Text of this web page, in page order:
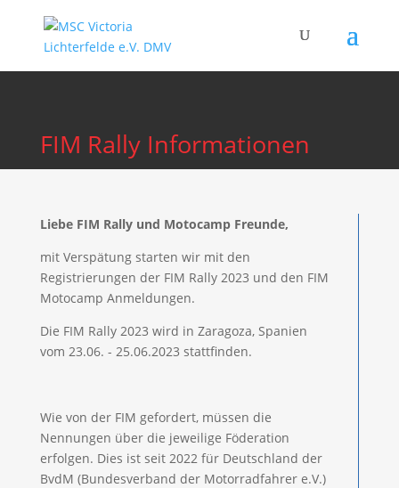
FIM Rally Informationen
Liebe FIM Rally und Motocamp Freunde,
mit Verspätung starten wir mit den
Registrierungen der FIM Rally 2023 und den FIM
Motocamp Anmeldungen.
Die FIM Rally 2023 wird in Zaragoza, Spanien
vom 23.06. - 25.06.2023 stattfinden.
Wie von der FIM gefordert, müssen die
Nennungen über die jeweilige Föderation
erfolgen. Dies ist seit 2022 für Deutschland der
BvdM (Bundesverband der Motorradfahrer e.V.)